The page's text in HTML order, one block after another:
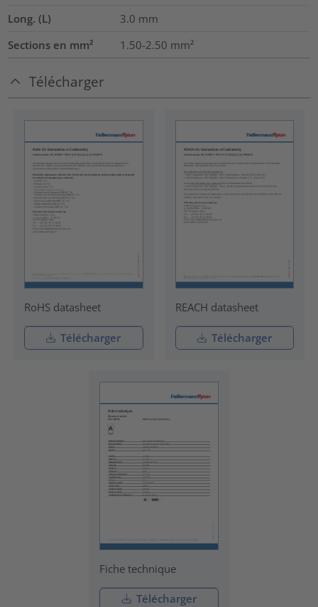
Long. (L)
3.0 mm
Sections en mm²
1.50-2.50 mm²
Télécharger
RoHS datasheet
Télécharger
REACH datasheet
Télécharger
Fiche technique
Télécharger